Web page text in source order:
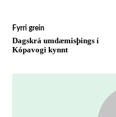
Fyrri grein
Dagskrá umdæmisþings í
Kópavogi kynnt